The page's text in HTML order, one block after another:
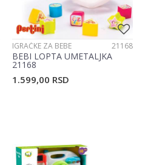
IGRAČKE ZA BEBE 21168
BEBI LOPTA UMETALJKA
21168
1.599,00 RSD